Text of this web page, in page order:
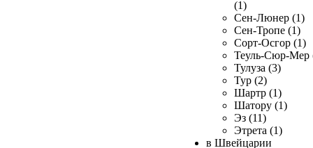
(1)
Сен-Люнер (1)
Сен-Тропе (1)
Сорт-Осгор (1)
Теуль-Сюр-Мер
Тулуза (3)
Тур (2)
Шартр (1)
Шатору (1)
Эз (11)
Этрета (1)
в Швейцарии